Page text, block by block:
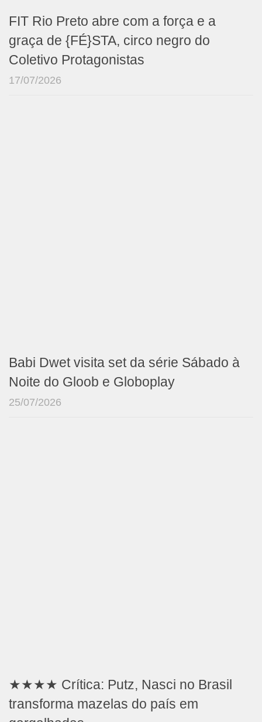
FIT Rio Preto abre com a força e a
graça de {FÉ}STA, circo negro do
Coletivo Protagonistas
17/07/2026
Babi Dwet visita set da série Sábado à
Noite do Gloob e Globoplay
25/07/2026
★★★★ Crítica: Putz, Nasci no Brasil
transforma mazelas do país em